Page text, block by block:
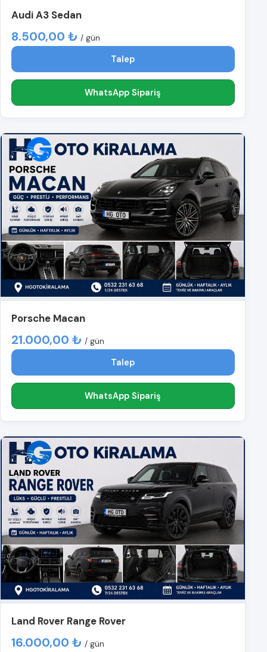
Audi A3 Sedan
8.500,00 ₺ / gün
Talep
WhatsApp Sipariş
Porsche Macan
21.000,00 ₺ / gün
Talep
WhatsApp Sipariş
Land Rover Range Rover
16.000,00 ₺ / gün